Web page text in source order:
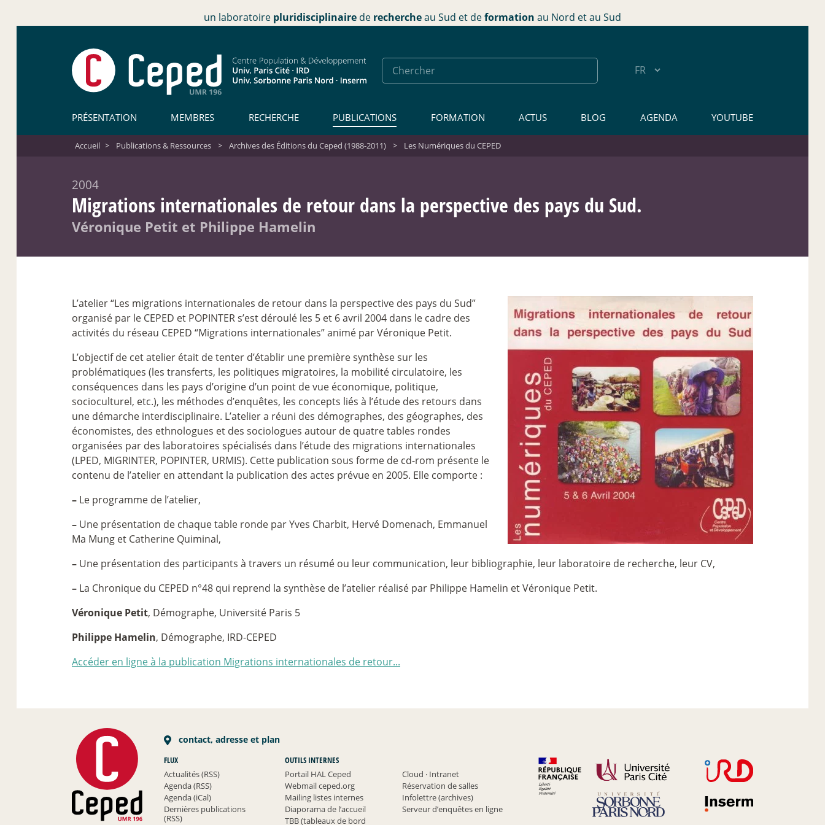
un laboratoire pluridisciplinaire de rechercheau Sud et deformation au Nord et au Sud
PRÉSENTATION MEMBRES RECHERCHE PUBLICATIONS FORMATION ACTUS BLOG AGENDA YOUTUBE
Accueil > Publications & Ressources > Archives des Éditions du Ceped (1988-2011) > Les Numériques du CEPED
2004
Migrations internationales de retour dans la perspective des pays du Sud.
Véronique Petit et Philippe Hamelin
L’atelier “Les migrations internationales de retour dans la perspective des pays du Sud”
organisé par le CEPED et POPINTER s’est déroulé les 5 et 6 avril 2004 dans le cadre des
activités du réseau CEPED “Migrations internationales” animé par Véronique Petit.
L’objectif de cet atelier était de tenter d’établir une première synthèse sur les
problématiques (les transferts, les politiques migratoires, la mobilité circulatoire, les
conséquences dans les pays d’origine d’un point de vue économique, politique,
socioculturel, etc.), les méthodes d’enquêtes, les concepts liés à l’étude des retours dans
une démarche interdisciplinaire. L’atelier a réuni des démographes, des géographes, des
économistes, des ethnologues et des sociologues autour de quatre tables rondes
organisées par des laboratoires spécialisés dans l’étude des migrations internationales
(LPED, MIGRINTER, POPINTER, URMIS). Cette publication sous forme de cd-rom présente le
contenu de l’atelier en attendant la publication des actes prévue en 2005. Elle comporte :
– Le programme de l’atelier,
– Une présentation de chaque table ronde par Yves Charbit, Hervé Domenach, Emmanuel
Ma Mung et Catherine Quiminal,
– Une présentation des participants à travers un résumé ou leur communication, leur bibliographie, leur laboratoire de recherche, leur CV,
– La Chronique du CEPED n°48 qui reprend la synthèse de l’atelier réalisé par Philippe Hamelin et Véronique Petit.
Véronique Petit, Démographe, Université Paris 5
Philippe Hamelin, Démographe, IRD-CEPED
Accéder en ligne à la publication Migrations internationales de retour...
contact, adresse et plan
FLUX
Actualités (RSS)
Agenda (RSS)
Agenda (iCal)
Dernières publications
(RSS)
OUTILS INTERNES
Portail HAL Ceped
Cloud · Intranet
Webmail ceped.org
Réservation de salles
Mailing listes internes
Infolettre (archives)
Diaporama de l’accueil
Serveur d’enquêtes en ligne
TBB (tableaux de bord